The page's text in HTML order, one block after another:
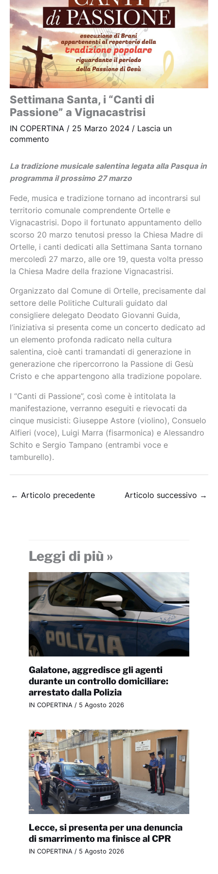
Settimana Santa, i “Canti di
Passione” a Vignacastrisi
IN COPERTINA / 25 Marzo 2024 / Lascia un
commento
La tradizione musicale salentina legata alla Pasqua in
programma il prossimo 27 marzo
Fede, musica e tradizione tornano ad incontrarsi sul
territorio comunale comprendente Ortelle e
Vignacastrisi. Dopo il fortunato appuntamento dello
scorso 20 marzo tenutosi presso la Chiesa Madre di
Ortelle, i canti dedicati alla Settimana Santa tornano
mercoledì 27 marzo, alle ore 19, questa volta presso
la Chiesa Madre della frazione Vignacastrisi.
Organizzato dal Comune di Ortelle, precisamente dal
settore delle Politiche Culturali guidato dal
consigliere delegato Deodato Giovanni Guida,
l’iniziativa si presenta come un concerto dedicato ad
un elemento profonda radicato nella cultura
salentina, cioè canti tramandati di generazione in
generazione che ripercorrono la Passione di Gesù
Cristo e che appartengono alla tradizione popolare.
I “Canti di Passione”, così come è intitolata la
manifestazione, verranno eseguiti e rievocati da
cinque musicisti: Giuseppe Astore (violino), Consuelo
Alfieri (voce), Luigi Marra (fisarmonica) e Alessandro
Schito e Sergio Tampano (entrambi voce e
tamburello).
← Articolo precedente Articolo successivo →
Leggi di più »
Galatone, aggredisce gli agenti
durante un controllo domiciliare:
arrestato dalla Polizia
IN COPERTINA/ 5 Agosto 2026
Lecce, si presenta per una denuncia
di smarrimento ma finisce al CPR
IN COPERTINA/ 5 Agosto 2026